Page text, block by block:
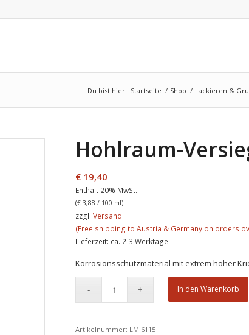
Du bist hier: Startseite / Shop / Lackieren &
Hohlraum-
€ 19,40
Enthält 20% MwSt.
(€ 3,88 / 100 ml)
zzgl.Versand
Lieferzeit: ca. 2-3 Werktage
Korrosionsschutzmaterial mit extrem hoher
In den Warenkorb
Artikelnummer: LM 6115